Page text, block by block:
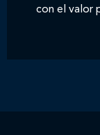
con el valor